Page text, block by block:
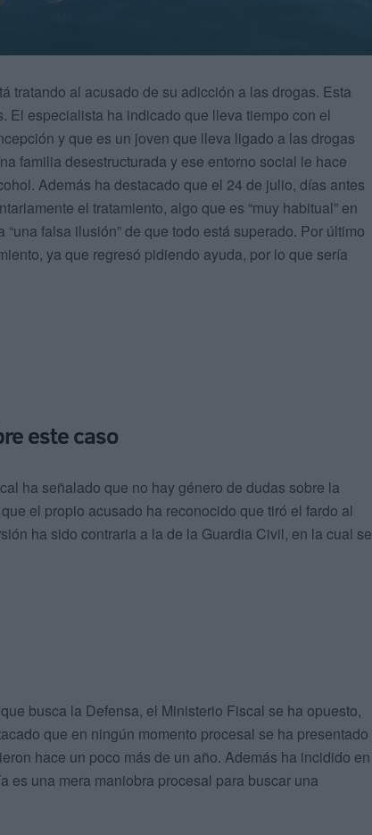
tratando al acusado de su adicción a las drogas. Esta
El especialista ha indicado que lleva tiempo con el
y que es un joven que lleva ligado a las drogas
familia desestructurada y ese entorno social le hace
Además ha destacado que el 24 de julio, días antes
el tratamiento, algo que es “muy habitual” en
falsa ilusión” de que todo está superado. Por último
ya que regresó pidiendo ayuda, por lo que sería
este caso
ha señalado que no hay género de dudas sobre la
el propio acusado ha reconocido que tiró el fardo al
ha sido contraria a la de la Guardia Civil, en la cual se
busca la Defensa, el Ministerio Fiscal se ha opuesto,
que en ningún momento procesal se ha presentado
hace un poco más de un año. Además ha incidido en
una mera maniobra procesal para buscar una